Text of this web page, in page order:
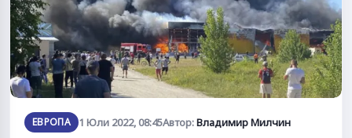
ЕВРОПА 1 Юли 2022, 08:45Автор:Владимир Милчин